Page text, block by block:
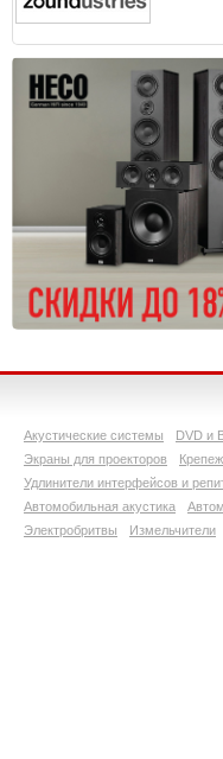
Акустические системы
DVD и
Экраны для проекторов
Удлинители интерфейсов и
Автомобильная акустика
Электробритвы
Измельчители